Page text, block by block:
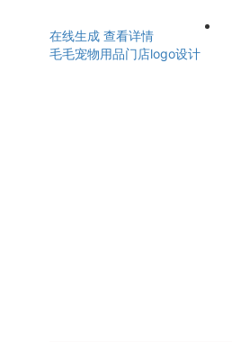
在线生成 查看详情
毛毛宠物用品门店logo设计